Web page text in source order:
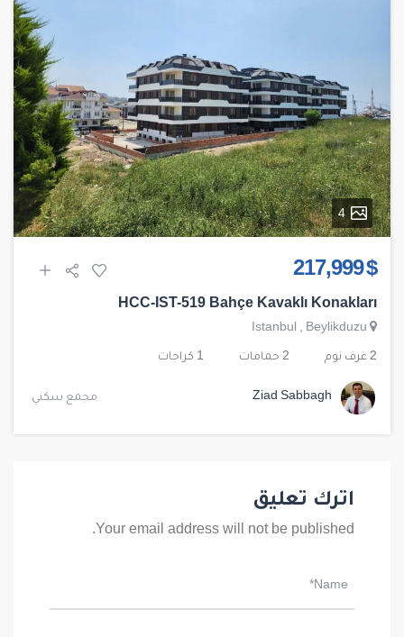
4
$ 217,999
HCC-IST-519 Bahçe Kavaklı Konakları
Istanbul , Beylikduzu
2 غرف نوم 2 حمامات 1 كراجات
Ziad Sabbagh مجمع سكني
اترك تعليق
Your email address will not be published.